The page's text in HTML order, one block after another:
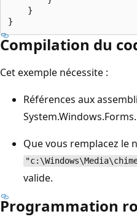
    }
Compilation du
Cet exemple nécessite :
Références aux
System.Windows.Forms.
Que vous remplacez le
valide.
Programmation